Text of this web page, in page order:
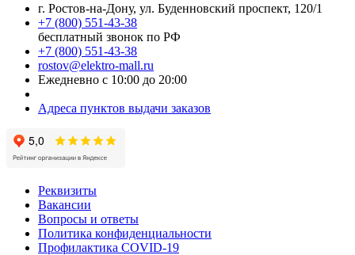
г. Ростов-на-Дону, ул. Буденновский проспект, 120/1
+7 (800) 551-43-38
бесплатный звонок по РФ
+7 (800) 551-43-38
rostov@elektro-mall.ru
Ежедневно с 10:00 до 20:00
Адреса пунктов выдачи заказов
Реквизиты
Вакансии
Вопросы и ответы
Политика конфиденциальности
Профилактика COVID-19